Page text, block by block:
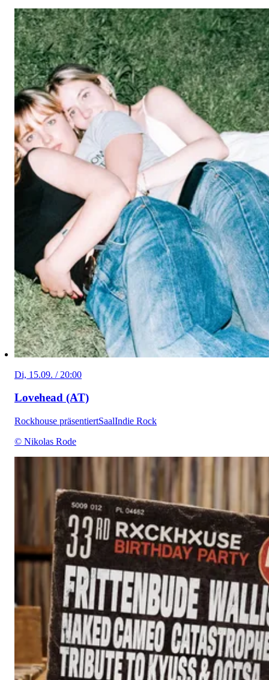
Di, 15.09. / 20:00
Lovehead (AT)
Rockhouse präsentiertSaalIndie Rock
© Nikolas Rode